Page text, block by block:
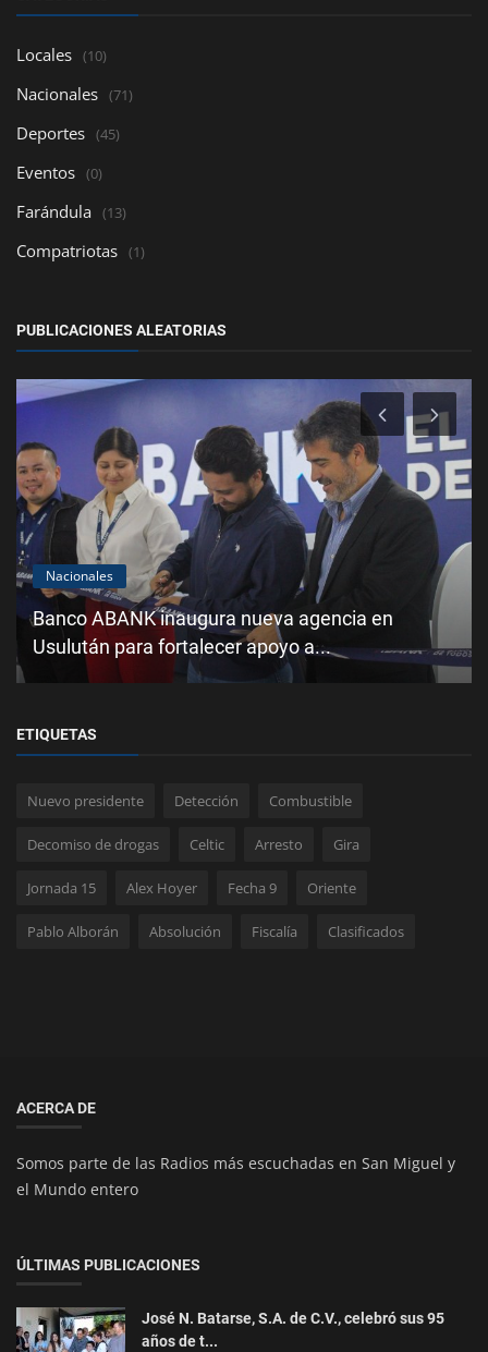
Locales (10)
Nacionales (71)
Deportes (45)
Eventos (0)
Farándula (13)
Compatriotas (1)
PUBLICACIONES ALEATORIAS
Nacionales
Banco ABANK inaugura nueva agencia en
Usulután para fortalecer apoyo a...
ETIQUETAS
Nuevo presidente Detección Combustible
Decomiso de drogas Celtic Arresto Gira
Jornada 15 Alex Hoyer Fecha 9 Oriente
Pablo Alborán Absolución Fiscalía Clasificados
ACERCA DE
Somos parte de las Radios más escuchadas en San Miguel y
el Mundo entero
ÚLTIMAS PUBLICACIONES
José N. Batarse, S.A. de C.V., celebró sus 95
años de t...